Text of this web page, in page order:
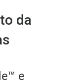
da
e